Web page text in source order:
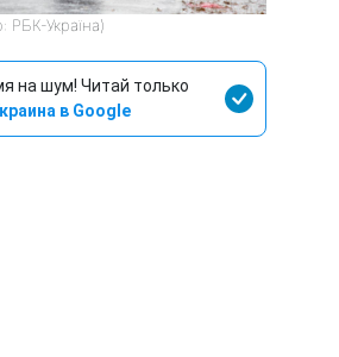
РБК-Україна)
на шум! Читай только
в Google